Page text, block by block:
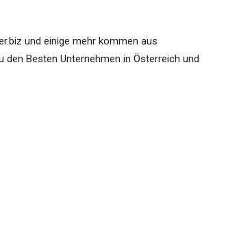
und einige mehr kommen aus
den Besten Unternehmen in Österreich und